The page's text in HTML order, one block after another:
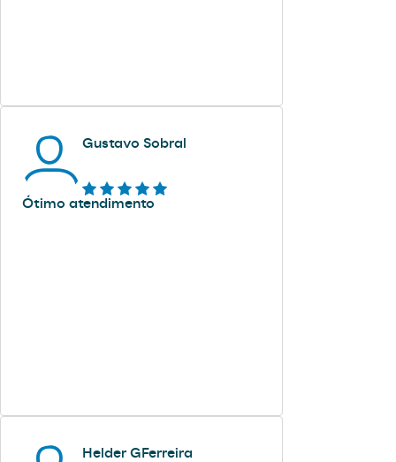
Gustavo Sobral
Ótimo atendimento
Helder GFerreira